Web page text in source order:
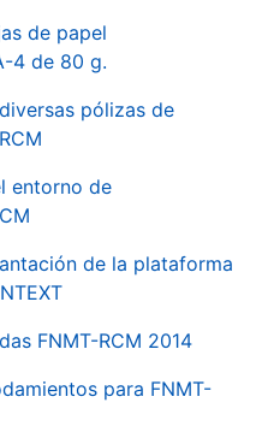
de papel
4 de 80 g.
pólizas de
entorno de
de la plataforma
FNMT-RCM 2014
para FNMT-